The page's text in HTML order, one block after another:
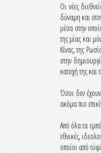
Οι νέες
δύναμη και
μέσα στην
της μίας και
Κίνας, της
στην
κατοχή της και
Όσοι δεν
ακόμα πιο
Από όλα τα
εθνικές,
οποίοι από